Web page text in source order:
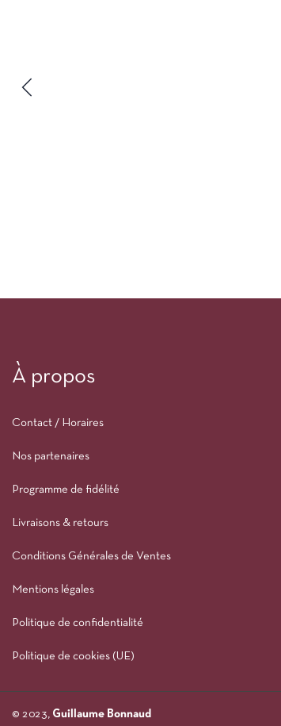
À propos
Contact / Horaires
Nos partenaires
Programme de fidélité
Livraisons & retours
Conditions Générales de Ventes
Mentions légales
Politique de confidentialité
Politique de cookies (UE)
© 2023, Guillaume Bonnaud